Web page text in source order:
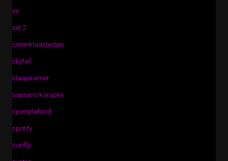
se
set 2
sinterklaasliedjes
skyfall
slaapkamer
soprano karaoke
spanplafond
spotify
sunfly